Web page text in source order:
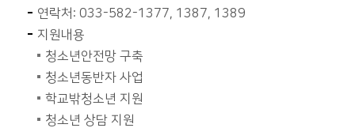
연락처: 033-582-1377, 1387, 1389
지원내용
청소년안전망 구축
청소년동반자 사업
학교밖청소년 지원
청소년 상담 지원